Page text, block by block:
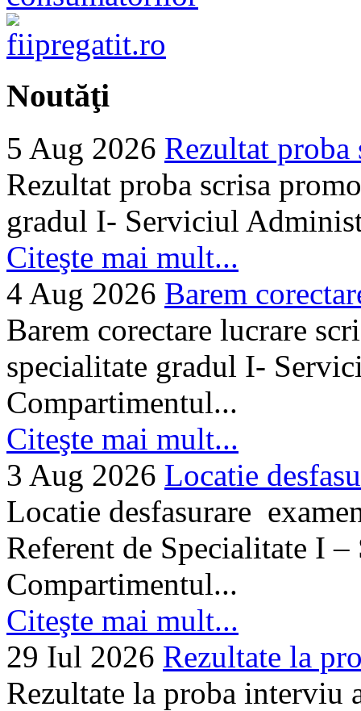
Noutăţi
5 Aug 2026 Rezultat proba
Rezultat proba scrisa
gradul I- Serviciul
Citeşte mai mult...
4 Aug 2026 Barem
Barem corectare lucrare
specialitate gradul I-
Compartimentul...
Citeşte mai mult...
3 Aug 2026 Locatie
Locatie desfasurare
Referent de Specialitate I
Compartimentul...
Citeşte mai mult...
29 Iul 2026 Rezultate la
Rezultate la proba interviu